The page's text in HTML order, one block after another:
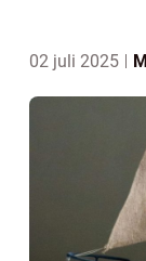
02 juli 2025